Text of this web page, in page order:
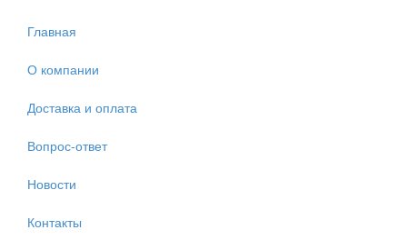
Главная
О компании
Доставка и оплата
Вопрос-ответ
Новости
Контакты